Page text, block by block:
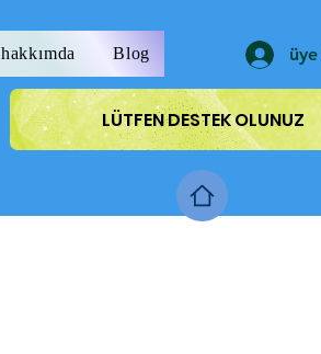
hakkımda Blog
LÜTFEN DESTEK OLUNUZ